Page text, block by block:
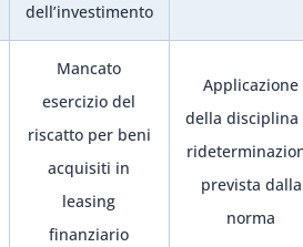
dell’investimento
Mancato
esercizio del
riscatto per beni
acquisiti in
leasing
finanziario
Applicazione
della disciplina
prevista dalla
norma